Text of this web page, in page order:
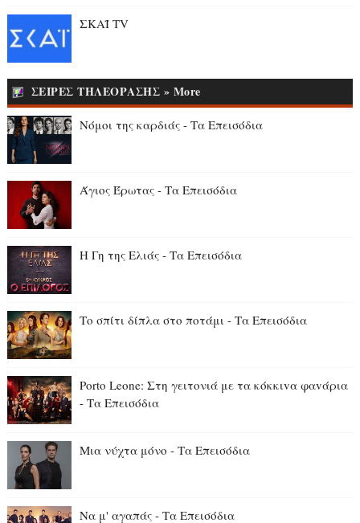
ΣΚΑΪ TV
ΣΕΙΡΕΣ ΤΗΛΕΟΡΑΣΗΣ » More
Νόμοι της καρδιάς - Τα Επεισόδια
Άγιος Έρωτας - Τα Επεισόδια
Η Γη της Ελιάς - Τα Επεισόδια
Το σπίτι δίπλα στο ποτάμι - Τα Επεισόδια
Porto Leone: Στη γειτονιά με τα κόκκιvα φαvάρια
- Τα Επεισόδια
Μια νύχτα μόνο - Τα Επεισόδια
Να μ' αγαπάς - Τα Επεισόδια